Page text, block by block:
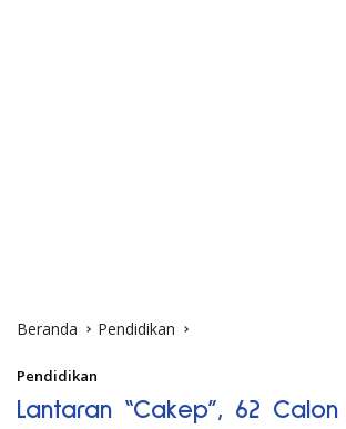
Beranda Pendidikan
Pendidikan
Lantaran “Cakep”, 62